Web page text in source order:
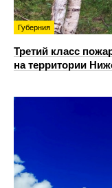
Губерния
Третий класс
на территории